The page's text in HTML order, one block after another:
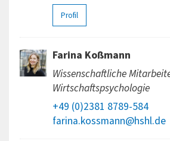
Profil
Farina Koßmann
Wissenschaftliche
Wirtschaftspsychologie
+49 (0)2381 8789-584
farina.kossmann@hshl.de